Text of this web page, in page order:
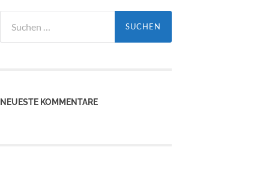
nach:
NEUESTE KOMMENTARE